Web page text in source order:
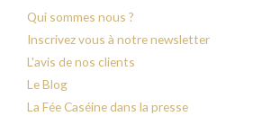
Qui sommes nous ?
Inscrivez vous à notre newsletter
L'avis de nos clients
Le Blog
La Fée Caséine dans la presse